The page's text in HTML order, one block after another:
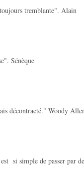
tremblante". Alain
Sénèque
décontracté." Woody
si simple de passer par